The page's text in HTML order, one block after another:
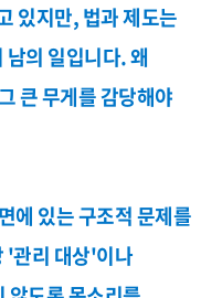
있지만, 법과 제도는
의 일입니다. 왜
큰 무게를 감당해야
에 있는 구조적 문제를
'관리 대상'이나